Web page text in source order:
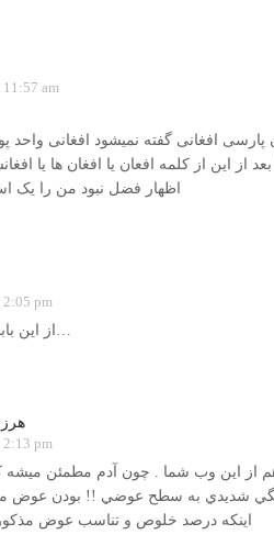
11:57 am
پارسی افغانی گفته نمیشود افغانی واحد
از این از کلمه افعان یا افغان ها یا
اظهار فضل نبود من را یک
2:05 pm
از اين بابت بسيار خوشحالم…
2:13 pm
اين وب شما . چون آدم مطمئن ميشه
شديدي به سطح عوضي !! بودن عوض
اينكه درصد خلوص و تناسب عوض